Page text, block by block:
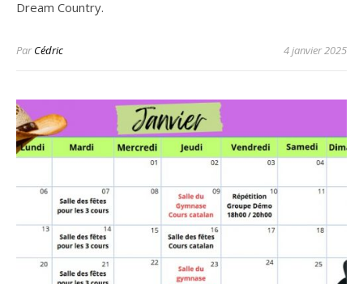
Dream Country.
ParCédric 4 janvier 2025